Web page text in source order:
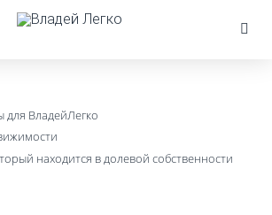
для ВладейЛегко
находится в долевой собственности